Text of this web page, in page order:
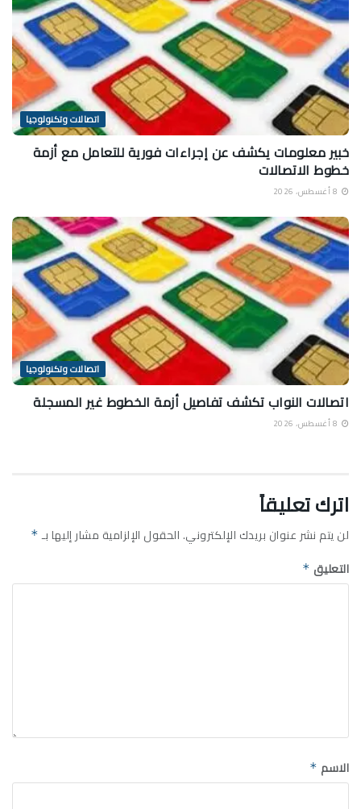
اتصالات وتكنولوجيا
خبير معلومات يكشف عن إجراءات فورية للتعامل مع أزمة
خطوط الاتصالات
اتصالات وتكنولوجيا
اتصالات النواب تكشف تفاصيل أزمة الخطوط غير المسجلة
اترك تعليقاً
لن يتم نشر عنوان بريدك الإلكتروني.الحقول الإلزامية مشار إليها بـ *
التعليق *
الاسم *